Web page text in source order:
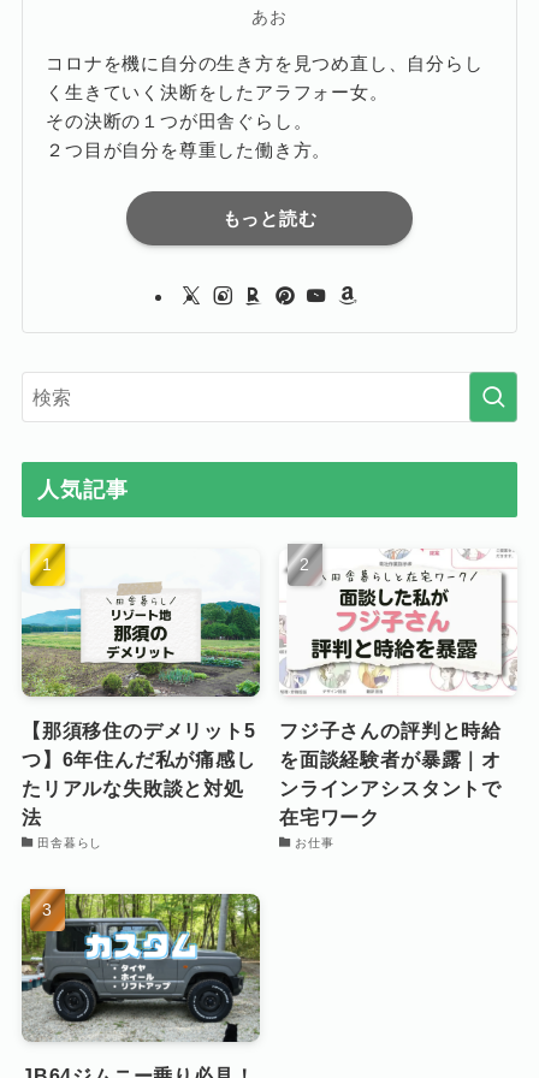
あお
コロナを機に自分の生き方を見つめ直し、自分らし
く生きていく決断をしたアラフォー女。
その決断の１つが田舎ぐらし。
２つ目が自分を尊重した働き方。
もっと読む
人気記事
【那須移住のデメリット5
つ】6年住んだ私が痛感し
たリアルな失敗談と対処
法
田舎暮らし
フジ子さんの評判と時給
を面談経験者が暴露｜オ
ンラインアシスタントで
在宅ワーク
お仕事